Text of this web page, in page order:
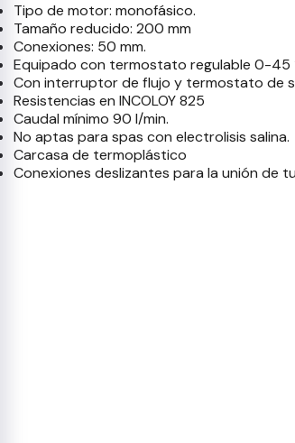
Tipo de motor: monofásico.
Tamaño reducido: 200 mm
Conexiones: 50 mm.
Equipado con termostato regulable 0-45
Con interruptor de flujo y termostato de
Resistencias en INCOLOY 825
Caudal mínimo 90 l/min.
No aptas para spas con electrolisis salina.
Carcasa de termoplástico
Conexiones deslizantes para la unión de